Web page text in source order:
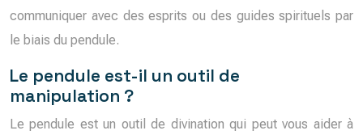
communiquer avec des esprits ou des guides spirituels par
le biais du pendule.
Le pendule est-il un outil de
manipulation ?
Le pendule est un outil de divination qui peut vous aider à